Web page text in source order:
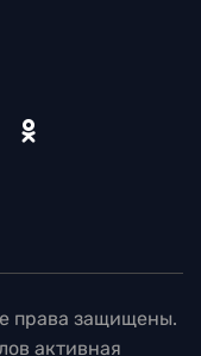
права защищены.
активная